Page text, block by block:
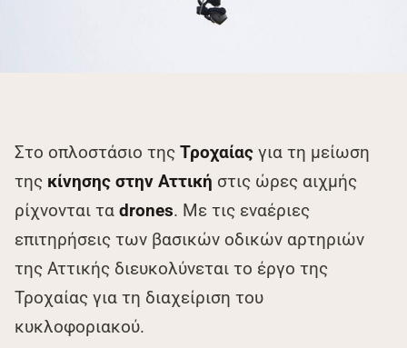
Στο οπλοστάσιο της Τροχαίας για τη μείωση
της κίνησης στην Αττική στις ώρες αιχμής
ρίχνονται τα drones. Με τις εναέριες
επιτηρήσεις των βασικών οδικών αρτηριών
της Αττικής διευκολύνεται το έργο της
Τροχαίας για τη διαχείριση του
κυκλοφοριακού.